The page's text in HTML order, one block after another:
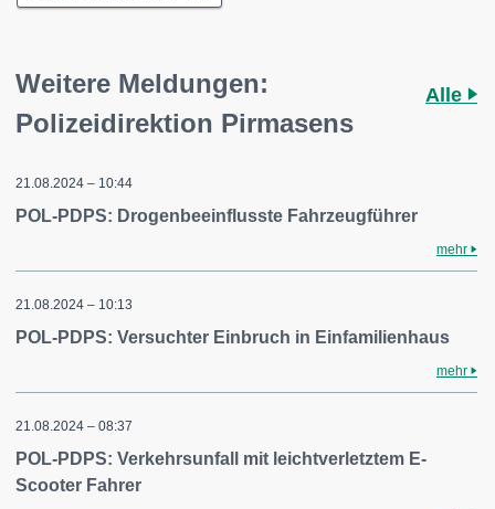
Weitere Meldungen:
Polizeidirektion Pirmasens
Alle
21.08.2024 – 10:44
POL-PDPS: Drogenbeeinflusste Fahrzeugführer
mehr
21.08.2024 – 10:13
POL-PDPS: Versuchter Einbruch in Einfamilienhaus
mehr
21.08.2024 – 08:37
POL-PDPS: Verkehrsunfall mit leichtverletztem E-
Scooter Fahrer